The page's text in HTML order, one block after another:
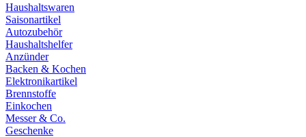
Haushaltswaren
Saisonartikel
Autozubehör
Haushaltshelfer
Anzünder
Backen & Kochen
Elektronikartikel
Brennstoffe
Einkochen
Messer & Co.
Geschenke